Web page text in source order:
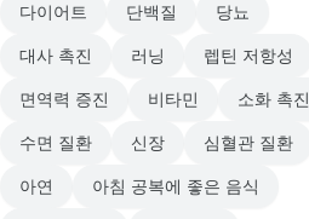
다이어트 단백질 당뇨
대사 촉진 러닝 렙틴 저항성
면역력 증진 비타민 소화 촉진
수면 질환 신장 심혈관 질환
아연 아침 공복에 좋은 음식